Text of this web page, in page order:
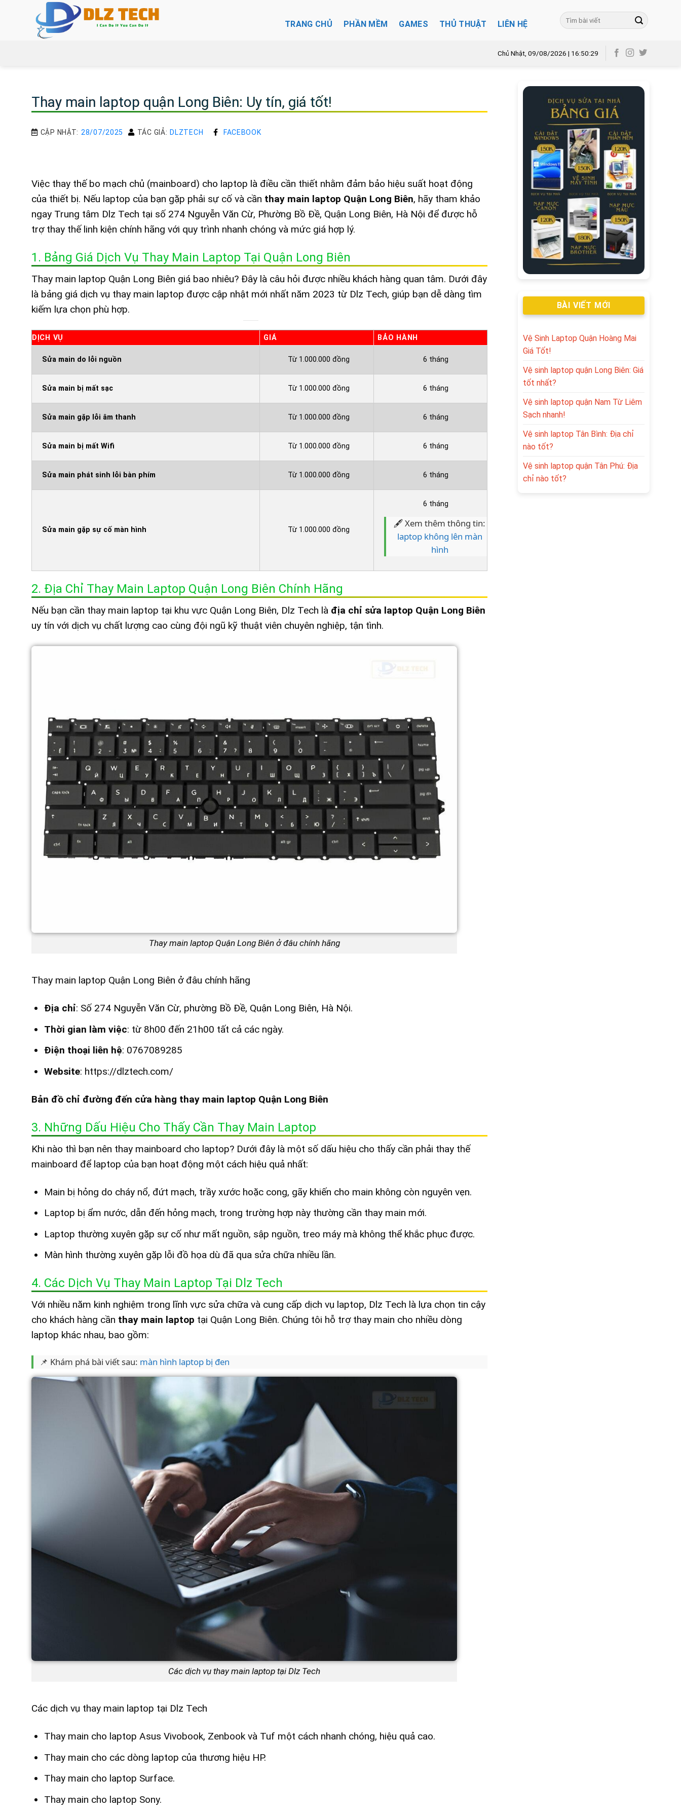
TRANG CHỦ PHẦN MỀM GAMES THỦ THUẬT LIÊN HỆ
Chủ Nhật, 09/08/2026 | 16:50:31
Thay main laptop quận Long Biên: Uy tín, giá tốt!
CẬP NHẬT: 28/07/2025 TÁC GIẢ: DLZTECH FACEBOOK
Việc thay thế bo mạch chủ (mainboard) cho laptop là điều cần thiết nhằm đảm bảo hiệu suất hoạt động
của thiết bị. Nếu laptop của bạn gặp phải sự cố và cần thay main laptop Quận Long Biên, hãy tham khảo
ngay Trung tâm Dlz Tech tại số 274 Nguyễn Văn Cừ, Phường Bồ Đề, Quận Long Biên, Hà Nội để được hỗ
trợ thay thế linh kiện chính hãng với quy trình nhanh chóng và mức giá hợp lý.
1. Bảng Giá Dịch Vụ Thay Main Laptop Tại Quận Long Biên
Thay main laptop Quận Long Biên giá bao nhiêu? Đây là câu hỏi được nhiều khách hàng quan tâm. Dưới đây
là bảng giá dịch vụ thay main laptop được cập nhật mới nhất năm 2023 từ Dlz Tech, giúp bạn dễ dàng tìm
kiếm lựa chọn phù hợp.
DỊCH VỤ GIÁ BẢO HÀNH
Sửa main do lỗi nguồn Từ 1.000.000 đồng 6 tháng
Sửa main bị mất sạc Từ 1.000.000 đồng 6 tháng
Sửa main gặp lỗi âm thanh Từ 1.000.000 đồng 6 tháng
Sửa main bị mất Wifi Từ 1.000.000 đồng 6 tháng
Sửa main phát sinh lỗi bàn phím Từ 1.000.000 đồng 6 tháng
Sửa main gặp sự cố màn hình Từ 1.000.000 đồng
6 tháng
🖋️ Xem thêm thông tin:
laptop không lên màn
hình
2. Địa Chỉ Thay Main Laptop Quận Long Biên Chính Hãng
Nếu bạn cần thay main laptop tại khu vực Quận Long Biên, Dlz Tech là địa chỉ sửa laptop Quận Long Biên
uy tín với dịch vụ chất lượng cao cùng đội ngũ kỹ thuật viên chuyên nghiệp, tận tình.
Thay main laptop Quận Long Biên ở đâu chính hãng
Thay main laptop Quận Long Biên ở đâu chính hãng
Địa chỉ: Số 274 Nguyễn Văn Cừ, phường Bồ Đề, Quận Long Biên, Hà Nội.
Thời gian làm việc: từ 8h00 đến 21h00 tất cả các ngày.
Điện thoại liên hệ: 0767089285
Website: https://dlztech.com/
Bản đồ chỉ đường đến cửa hàng thay main laptop Quận Long Biên
3. Những Dấu Hiệu Cho Thấy Cần Thay Main Laptop
Khi nào thì bạn nên thay mainboard cho laptop? Dưới đây là một số dấu hiệu cho thấy cần phải thay thế
mainboard để laptop của bạn hoạt động một cách hiệu quả nhất:
Main bị hỏng do cháy nổ, đứt mạch, trầy xước hoặc cong, gãy khiến cho main không còn nguyên vẹn.
Laptop bị ẩm nước, dẫn đến hỏng mạch, trong trường hợp này thường cần thay main mới.
Laptop thường xuyên gặp sự cố như mất nguồn, sập nguồn, treo máy mà không thể khắc phục được.
Màn hình thường xuyên gặp lỗi đồ họa dù đã qua sửa chữa nhiều lần.
4. Các Dịch Vụ Thay Main Laptop Tại Dlz Tech
Với nhiều năm kinh nghiệm trong lĩnh vực sửa chữa và cung cấp dịch vụ laptop, Dlz Tech là lựa chọn tin cậy
cho khách hàng cần thay main laptop tại Quận Long Biên. Chúng tôi hỗ trợ thay main cho nhiều dòng
laptop khác nhau, bao gồm:
📌 Khám phá bài viết sau: màn hình laptop bị đen
Các dịch vụ thay main laptop tại Dlz Tech
Các dịch vụ thay main laptop tại Dlz Tech
Thay main cho laptop Asus Vivobook, Zenbook và Tuf một cách nhanh chóng, hiệu quả cao.
Thay main cho các dòng laptop của thương hiệu HP.
Thay main cho laptop Surface.
Thay main cho laptop Sony.
BÀI VIẾT MỚI
Vệ Sinh Laptop Quận Hoàng Mai
Giá Tốt!
Vệ sinh laptop quận Long Biên: Giá
tốt nhất?
Vệ sinh laptop quận Nam Từ Liêm
Sạch nhanh!
Vệ sinh laptop Tân Bình: Địa chỉ
nào tốt?
Vệ sinh laptop quận Tân Phú: Địa
chỉ nào tốt?